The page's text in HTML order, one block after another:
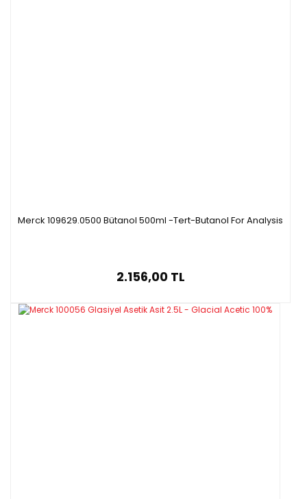
Merck 109629.0500 Bütanol 500ml -Tert-Butanol For Analysis
2.156,00 TL